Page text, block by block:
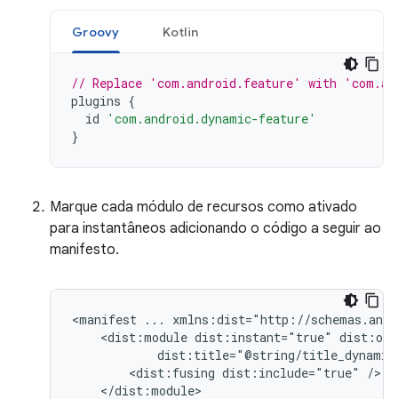
Groovy Kotlin
// Replace 'com.android.feature' with
plugins {
id
'com.android.dynamic-feature'
}
Marque cada módulo de recursos como ativado
para instantâneos adicionando o código a seguir ao
manifesto.
<manifest ...
<dist:module dist:instant="true"
<dist:fusing dist:include="true"